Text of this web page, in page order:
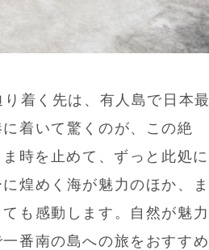
着く先は、有人島で日本最
着いて驚くのが、この絶
時を止めて、ずっと此処に
煌めく海が魅力のほか、ま
も感動します。自然が魅力
番南の島への旅をおすすめ